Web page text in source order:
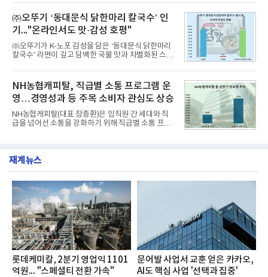
수력원자력, 한국석
떼는 6년 만에 선보이는 8세대 완전변경 모델로, ▲정
교한 선과 면을 중심으로 완성한 파격적인 디자인 ▲
과거 중형 세단 수준으로 확대된 차체 제원 ▲글로벌
최고 수준의 안전성 ▲성능과 효율을 동시에 높인 주
행 완성도 ▲첨단 편의 및 디지털 사양 적용 등을 통해
글로벌 준중형 세단의 새로운 기준을 세웠다.아반떼
는 가솔린 2.0과 1.6 하이브리드 두 가지 파워트레인
넘
㈜오뚜기 ‘동대문식 닭한마리 칼국수’ 인
기..."온라인서도 맛·감성 호평"
㈜오뚜기가 K-노포 감성을 담은 ‘동대문식 닭한마리
칼국수’ 라면이 깊고 담백한 국물 맛과 차별화된 스토
혔다.‘동대문식 닭한마리 칼국수’는 예상을 뛰어넘는
소비자 호응에 힘입어 지난 7월 13일 첫 선을 보인 지
단 18일 만에 누적 판매량 50만 개를 돌파하는 성과를
거두었다.이번 신제품은 개발진이 전국의 닭한마리
전문점을 직접 찾아 다니며 최적의 육수 비율을 완성
했다. 자극적이지 않으면서도 깊은 닭육수에 마늘의
개운한 풍미를 더했으며, 국물이 잘 배어들면서도 쫄
서도
NH농협캐피탈, 직급별 소통 프로그램 운
영…경영성과 등 주목 소비자 관심도 상승
NH농협캐피탈(대표 장종환)은 임직원 간 세대와 직
급을 넘어선 소통을 강화하기 위해 직급별 소통 프로
영지원부 홍보팀과 2026년 새로이(e)＊가 공동 주관
쳐 진행됐다.참고로 새로이(e)는 NH농협캐피탈 MZ
세대들로(과장~계장) 구성된 자율 참여조직으로, 조
직문화 혁신과 업무 효율성 향상을 위한 다양한 활동
을 추진하며,새로운 변화와 이로운 영향력을 조직전
반에 전파하는 역할
재계뉴스
롯데케미칼, 2분기 영업익 1101
억원... "스페셜티 전환 가속"
문어발 사업서 교훈 얻은 카카오,
AI도 핵심 사업 '선택과 집중'